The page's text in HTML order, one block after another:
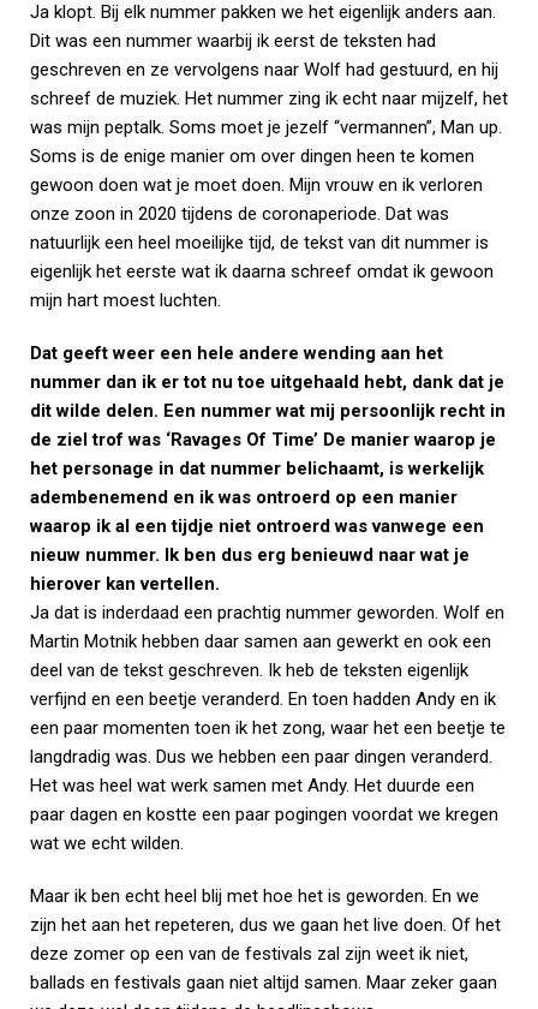
Ja klopt. Bij elk nummer pakken we het eigenlijk anders aan.
Dit was een nummer waarbij ik eerst de teksten had
geschreven en ze vervolgens naar Wolf had gestuurd, en hij
schreef de muziek. Het nummer zing ik echt naar mijzelf, het
was mijn peptalk. Soms moet je jezelf “vermannen”, Man up.
Soms is de enige manier om over dingen heen te komen
gewoon doen wat je moet doen. Mijn vrouw en ik verloren
onze zoon in 2020 tijdens de coronaperiode. Dat was
natuurlijk een heel moeilijke tijd, de tekst van dit nummer is
eigenlijk het eerste wat ik daarna schreef omdat ik gewoon
mijn hart moest luchten.
Dat geeft weer een hele andere wending aan het
nummer dan ik er tot nu toe uitgehaald hebt, dank dat je
dit wilde delen. Een nummer wat mij persoonlijk recht in
de ziel trof was ‘Ravages Of Time’ De manier waarop je
het personage in dat nummer belichaamt, is werkelijk
adembenemend en ik was ontroerd op een manier
waarop ik al een tijdje niet ontroerd was vanwege een
nieuw nummer. Ik ben dus erg benieuwd naar wat je
hierover kan vertellen.
Ja dat is inderdaad een prachtig nummer geworden. Wolf en
Martin Motnik hebben daar samen aan gewerkt en ook een
deel van de tekst geschreven. Ik heb de teksten eigenlijk
verfijnd en een beetje veranderd. En toen hadden Andy en ik
een paar momenten toen ik het zong, waar het een beetje te
langdradig was. Dus we hebben een paar dingen veranderd.
Het was heel wat werk samen met Andy. Het duurde een
paar dagen en kostte een paar pogingen voordat we kregen
wat we echt wilden.
Maar ik ben echt heel blij met hoe het is geworden. En we
zijn het aan het repeteren, dus we gaan het live doen. Of het
deze zomer op een van de festivals zal zijn weet ik niet,
ballads en festivals gaan niet altijd samen. Maar zeker gaan